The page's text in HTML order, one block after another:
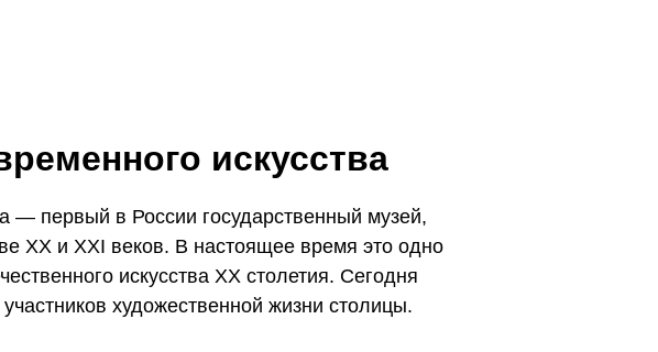
искусства
— первый в России государственный музей,
XX и XXI веков. В настоящее время это одно
искусства XX столетия. Сегодня
художественной жизни столицы.